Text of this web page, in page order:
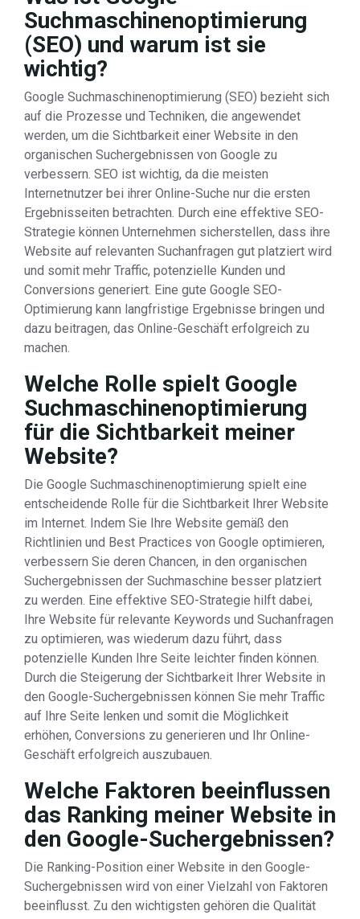
Suchmaschinenoptimierung
(SEO) und warum ist sie
wichtig?
Google Suchmaschinenoptimierung (SEO) bezieht sich
auf die Prozesse und Techniken, die angewendet
werden, um die Sichtbarkeit einer Website in den
organischen Suchergebnissen von Google zu
verbessern. SEO ist wichtig, da die meisten
Internetnutzer bei ihrer Online-Suche nur die ersten
Ergebnisseiten betrachten. Durch eine effektive SEO-
Strategie können Unternehmen sicherstellen, dass ihre
Website auf relevanten Suchanfragen gut platziert wird
und somit mehr Traffic, potenzielle Kunden und
Conversions generiert. Eine gute Google SEO-
Optimierung kann langfristige Ergebnisse bringen und
dazu beitragen, das Online-Geschäft erfolgreich zu
machen.
Welche Rolle spielt Google
Suchmaschinenoptimierung
für die Sichtbarkeit meiner
Website?
Die Google Suchmaschinenoptimierung spielt eine
entscheidende Rolle für die Sichtbarkeit Ihrer Website
im Internet. Indem Sie Ihre Website gemäß den
Richtlinien und Best Practices von Google optimieren,
verbessern Sie deren Chancen, in den organischen
Suchergebnissen der Suchmaschine besser platziert
zu werden. Eine effektive SEO-Strategie hilft dabei,
Ihre Website für relevante Keywords und Suchanfragen
zu optimieren, was wiederum dazu führt, dass
potenzielle Kunden Ihre Seite leichter finden können.
Durch die Steigerung der Sichtbarkeit Ihrer Website in
den Google-Suchergebnissen können Sie mehr Traffic
auf Ihre Seite lenken und somit die Möglichkeit
erhöhen, Conversions zu generieren und Ihr Online-
Geschäft erfolgreich auszubauen.
Welche Faktoren beeinflussen
das Ranking meiner Website in
den Google-Suchergebnissen?
Die Ranking-Position einer Website in den Google-
Suchergebnissen wird von einer Vielzahl von Faktoren
beeinflusst. Zu den wichtigsten gehören die Qualität